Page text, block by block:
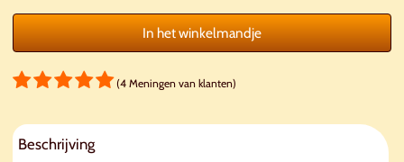
In het winkelmandje
(4 Meningen van klanten)
Beschrijving